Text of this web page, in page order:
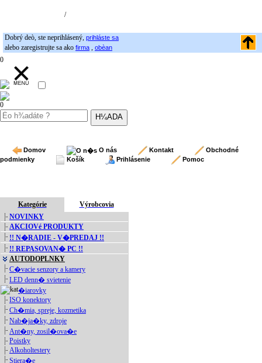
/
Dobrý deò, ste neprihlásený, prihláste sa
alebo zaregistrujte sa ako firma , obèan
0
0
Domov O nás Kontakt
Obchodné
podmienky
Košík Prihlásenie Pomoc
Kategórie
Výrobcovia
NOVINKY
AKCIOVé PRODUKTY
!! N�RADIE - V�PREDAJ !!
!! REPASOVAN� PC !!
AUTODOPLNKY
C�vacie senzory a kamery
LED denn� svietenie
�iarovky
ISO konektory
Ch�mia, spreje, kozmetika
Nab�ja�ky, zdroje
Ant�ny, zosil�ova�e
Poistky
Alkoholtestery
Stiera�e